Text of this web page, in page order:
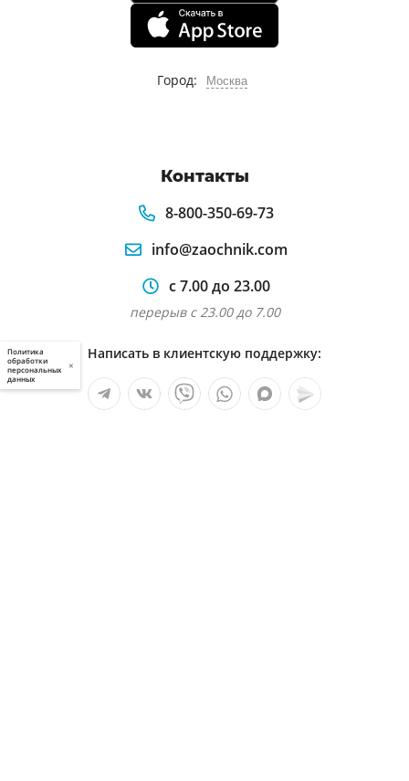
Город: Москва
Контакты
8-800-350-69-73
info@zaochnik.com
с 7.00 до 23.00
перерыв с 23.00 до 7.00
Написать в клиентскую поддержку:
Политика
обработки
персональных
данных
×